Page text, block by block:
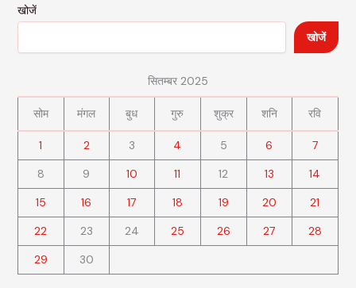
खोजें
खोजें
सितम्बर 2025
सोम मंगल बुध गुरु शुक्र शनि रवि
1 2 3 4 5 6
7
8
9 10 11 12 13
14
15
16 17 18 19 20
21
22
23 24 25 26 27
28
29
30